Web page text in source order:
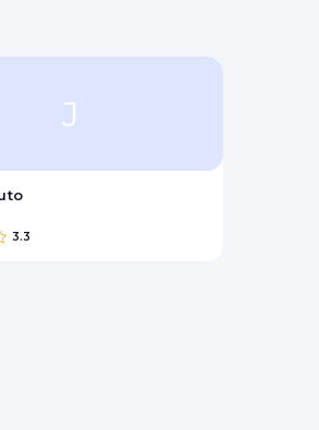
J
3.3